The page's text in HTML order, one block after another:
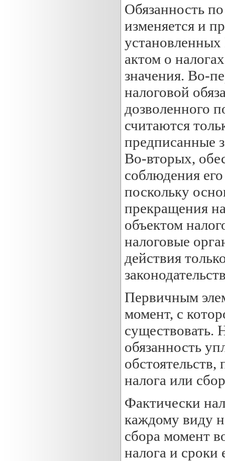
Обязанность
изменяется и
актом о
значения. Во-
налоговой
дозволенного
считаются
предписанные
Во-вторых,
соблюдения
поскольку
прекращения
объектом
налоговые
действия
Первичным
момент, с
существовать.
обязанность
налога или
Фактически
каждому виду
сбора момент
налога и сроки